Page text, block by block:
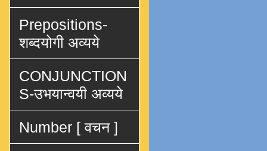
Prepositions-
शब्दयोगी अव्यये
CONJUNCTION
S-उभयान्वयी अव्यये
Number [ वचन ]